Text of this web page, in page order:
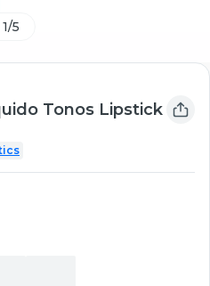
1/5
Tonos Lipstick